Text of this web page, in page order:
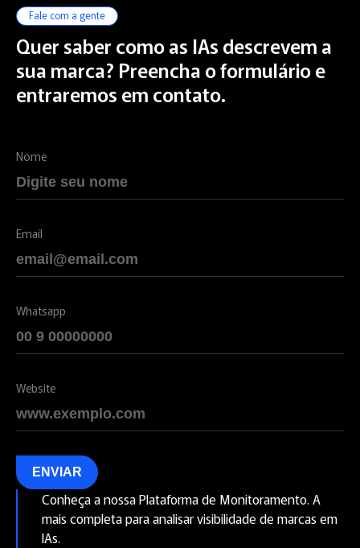
Fale com a gente
Quer saber como as IAs descrevem a
sua marca? Preencha o formulário e
entraremos em contato.
Nome
Email
Whatsapp
Website
ENVIAR
Conheça a nossa Plataforma de Monitoramento. A
mais completa para analisar visibilidade de marcas em
IAs.